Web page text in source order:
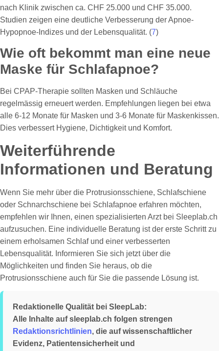
nach Klinik zwischen ca. CHF 25.000 und CHF 35.000.
Studien zeigen eine deutliche Verbesserung der Apnoe-
Hypopnoe-Indizes und der Lebensqualität. (7)
Wie oft bekommt man eine neue
Maske für Schlafapnoe?
Bei CPAP-Therapie sollten Masken und Schläuche
regelmässig erneuert werden. Empfehlungen liegen bei etwa
alle 6-12 Monate für Masken und 3-6 Monate für Maskenkissen.
Dies verbessert Hygiene, Dichtigkeit und Komfort.
Weiterführende
Informationen und Beratung
Wenn Sie mehr über die Protrusionsschiene, Schlafschiene
oder Schnarchschiene bei Schlafapnoe erfahren möchten,
empfehlen wir Ihnen, einen spezialisierten Arzt bei Sleeplab.ch
aufzusuchen. Eine individuelle Beratung ist der erste Schritt zu
einem erholsamen Schlaf und einer verbesserten
Lebensqualität. Informieren Sie sich jetzt über die
Möglichkeiten und finden Sie heraus, ob die
Protrusionsschiene auch für Sie die passende Lösung ist.
Redaktionelle Qualität bei SleepLab:
Alle Inhalte auf sleeplab.ch folgen strengen
Redaktionsrichtlinien, die auf wissenschaftlicher
Evidenz, Patientensicherheit und